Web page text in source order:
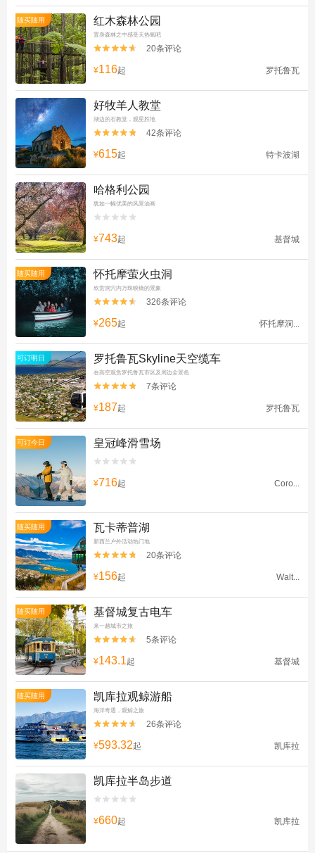
随买随用 红木森林公园
置身森林之中感受天热氧吧

 20条评论
¥116起 罗托鲁瓦
好牧羊人教堂
湖边的石教堂，观星胜地

 42条评论
¥615起 特卡波湖
哈格利公园
犹如一幅优美的风景油画


¥743起 基督城
随买随用 怀托摩萤火虫洞
欣赏洞穴内万珠映镜的景象

 326条评论
¥265起 怀托摩洞...
可订明日 罗托鲁瓦Skyline天空缆车
在高空观赏罗托鲁瓦市区及周边全景色

 7条评论
¥187起 罗托鲁瓦
可订今日 皇冠峰滑雪场


¥716起 Coro...
随买随用 瓦卡蒂普湖
新西兰户外活动热门地

 20条评论
¥156起 Walt...
随买随用 基督城复古电车
来一趟城市之旅

 5条评论
¥143.1起 基督城
随买随用 凯库拉观鲸游船
海洋奇遇，观鲸之旅

 26条评论
¥593.32起 凯库拉
凯库拉半岛步道


¥660起 凯库拉